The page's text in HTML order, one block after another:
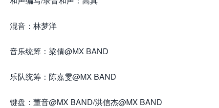
混音：林梦洋
音乐统筹：梁倩@MX BAND
乐队统筹：陈嘉雯@MX BAND
键盘：董音@MX BAND/洪信杰@MX BAND